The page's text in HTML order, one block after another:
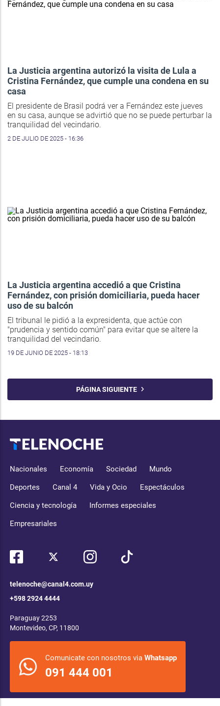
La Justicia argentina autorizó la visita de Lula a
Cristina Fernández, que cumple una condena en su
casa
El presidente de Brasil podrá ver a Fernández este jueves
en su casa, aunque se advirtió que no se puede perturbar la
tranquilidad del vecindario.
2 DE JULIO DE 2025 - 16:36
La Justicia argentina accedió a que Cristina
Fernández, con prisión domiciliaria, pueda hacer
uso de su balcón
El tribunal le pidió a la expresidenta, que actúe con
"prudencia y sentido común" para evitar que se altere la
tranquilidad del vecindario.
19 DE JUNIO DE 2025 - 18:13
PÁGINA SIGUIENTE
Nacionales Economía Sociedad Mundo
Deportes Canal 4 Vida y Ocio Espectáculos
Ciencia y tecnología Informes especiales
Empresariales
telenoche@canal4.com.uy
+598 2924 4444
Paraguay 2253
Montevideo, CP, 11800
Comunicate con nosotros via Whatsapp
091 444 001